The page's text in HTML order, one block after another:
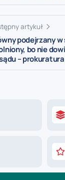
artykuł
podejrzany
bo nie
–